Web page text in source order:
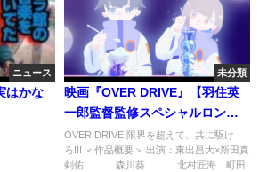
ニュース
はかな
未分類
映画『OVER DRIVE』【羽住英
一郎監督監修スペシャルロング
トレーラー】
OVER DRIVE 限界を超えて、共に駆け
ろ!!! ＜作品概要＞ 出演：東出昌大×新田真
剣佑 森川葵 北村匠海 町田